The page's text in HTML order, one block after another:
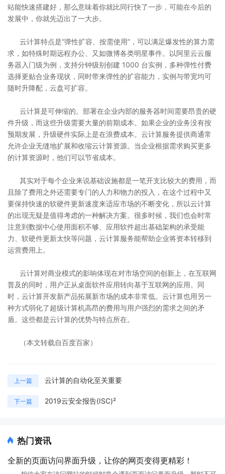
站能快速搭建好，那么意味着你就比同行快了一步，可能在今后的
发展中，你就先迈出了一大步。
云计算特点是“弹性扩容、按需使用”，可以满足爆发性的算力需
求，如特殊时期远程办公、又如微博各类明星事件。以阿里云云服
务器入门级为例，支持分钟级别创建 1000 台实例，多种弹性付费
选择更贴合业务现状，同时带来弹性的扩容能力，实例与带宽均可
随时升降配，云盘可扩容。
云计算是可伸缩的。部署在企业内部的服务器时间需要昂贵的硬
件升级，而这些升级需要大量的前期成本。如果企业的业务没有按
预期发展，升级硬件实际上是在浪费成本。云计算服务提供商通常
允许企业无缝地扩展和收缩云计算资源。当企业根据需求购买更多
的计算资源时，他们可以节省成本。
其实对于每个企业来说基础设施都是一笔开支比较大的费用，而
且除了费用之外还需要专门的人力和物力的投入，在这个过程中又
要保持快速的软硬件更新速度来适应市场的不断变化，所以云计算
的出现无疑是值得考虑的一种解决方案。很多时候，我们也会时常
注意到数据中心使用面积不够、应用软件超出基础架构的承受能
力、软硬件更新太快等问题，云计算服务能帮助企业将资本转移到
运营费用上。
云计算对商业模式的影响体现在对市场空间的创新上，在互联网
普及的同时，用户正从桌面软件应用转向基于互联网的应用。同
时，云计算开发新产品拓展新市场的成本非常低。云计算也用另一
种方式弱化了超级计算机高昂的费用与用户强烈的需求之间的矛
盾。这些都是云计算的优势与特点所在。
（本文转载自百度百家）
上一篇 云计算的自动化至关重要
下一篇 2019云安全报告(ISC)²
热门资讯
全新的页面访问界面升级，让你的网页变得更精彩！